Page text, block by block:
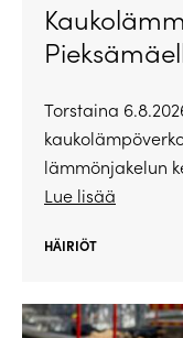
Torstaina
lämmönjakelun
Lue lisää
HÄIRIÖT